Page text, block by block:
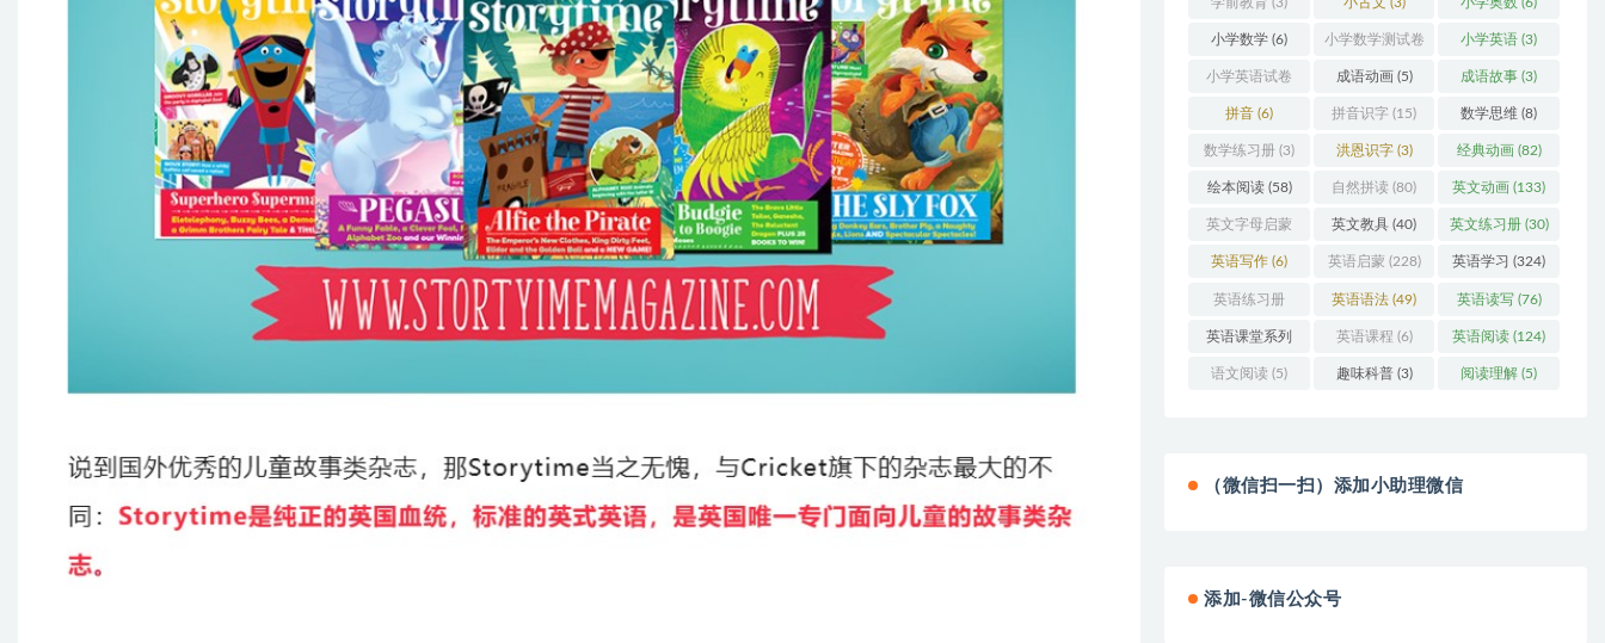
小学数学 (6) 小学数学测试卷
(5)
小学英语 (3)
小学英语试卷
(3)
成语动画(5) 成语故事 (3)
拼音 (6) 拼音识字 (15) 数学思维 (8)
数学练习册 (3) 洪恩识字(3) 经典动画(82)
绘本阅读(58) 自然拼读 (80) 英文动画 (133)
英文字母启蒙
(48)
英文教具 (40) 英文练习册(30)
英语写作 (6) 英语启蒙 (228) 英语学习 (324)
英语练习册
(108)
英语语法 (49) 英语读写(76)
英语课堂系列
(3)
英语课程 (6) 英语阅读 (124)
语文阅读 (5) 趣味科普(3) 阅读理解 (5)
（微信扫一扫）添加小助理微信
添加-微信公众号